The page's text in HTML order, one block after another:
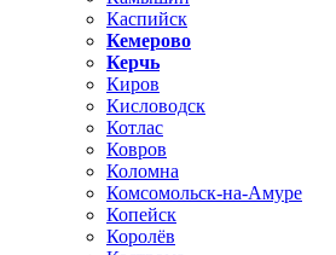
Каспийск
Кемерово
Керчь
Киров
Кисловодск
Котлас
Ковров
Коломна
Комсомольск-на-Амуре
Копейск
Королёв